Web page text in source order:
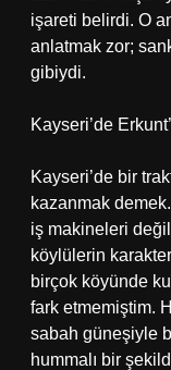
işareti belirdi. O
anlatmak zor;
gibiydi.
Kayseri’de
Kayseri’de bir
kazanmak
iş makineleri
köylülerin
birçok köyünde
fark etmemiştim.
sabah güneşiyle
hummalı bir